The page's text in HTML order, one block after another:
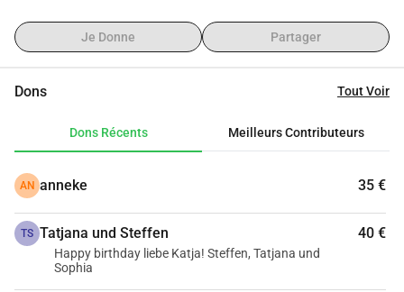
Je Donne Partager
Dons Tout Voir
Dons Récents Meilleurs Contributeurs
AN anneke 35 €
TS Tatjana und Steffen 40 €
Happy birthday liebe Katja! Steffen, Tatjana und
Sophia